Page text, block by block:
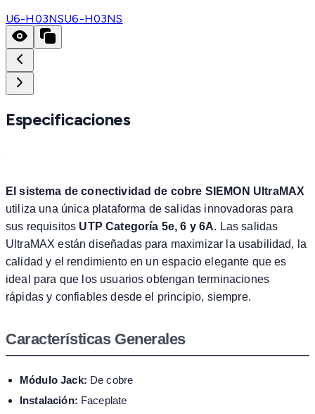
U6-H03NSU6-H03NS
Especificaciones
El sistema de conectividad de cobre SIEMON UltraMAX
utiliza una única plataforma de salidas innovadoras para
sus requisitos UTP Categoría 5e, 6 y 6A. Las salidas
UltraMAX están diseñadas para maximizar la usabilidad, la
calidad y el rendimiento en un espacio elegante que es
ideal para que los usuarios obtengan terminaciones
rápidas y confiables desde el principio, siempre.
Características Generales
Módulo Jack: De cobre
Instalación: Faceplate